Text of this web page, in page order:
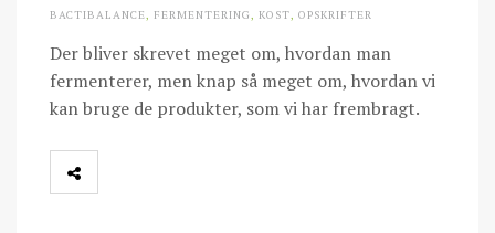
BACTIBALANCE, FERMENTERING, KOST, OPSKRIFTER
Der bliver skrevet meget om, hvordan man
fermenterer, men knap så meget om, hvordan vi
kan bruge de produkter, som vi har frembragt.